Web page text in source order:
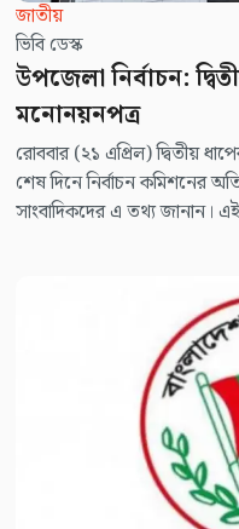
জাতীয়
ভিবি ডেস্ক
উপজেলা নির্বাচন:
মনোনয়নপত্র
রোববার (২১ এপ্রিল) দ্বিতীয়
শেষ দিনে নির্বাচন কমিশনের
সাংবাদিকদের এ তথ্য জানান।